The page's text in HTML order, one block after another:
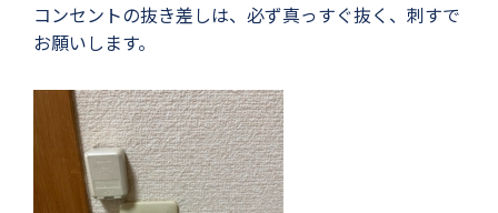
コンセントの抜き差しは、必ず真っすぐ抜く、刺すで
お願いします。